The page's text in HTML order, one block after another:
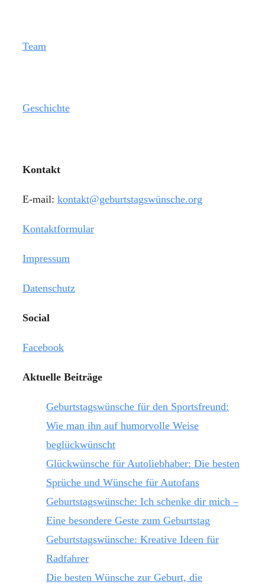
Team
Geschichte
Kontakt
E-mail: kontakt@geburtstagswünsche.org
Kontaktformular
Impressum
Datenschutz
Social
Facebook
Aktuelle Beiträge
Geburtstagswünsche für den Sportsfreund:
Wie man ihn auf humorvolle Weise
beglückwünscht
Glückwünsche für Autoliebhaber: Die besten
Sprüche und Wünsche für Autofans
Geburtstagswünsche: Ich schenke dir mich –
Eine besondere Geste zum Geburtstag
Geburtstagswünsche: Kreative Ideen für
Radfahrer
Die besten Wünsche zur Geburt, die